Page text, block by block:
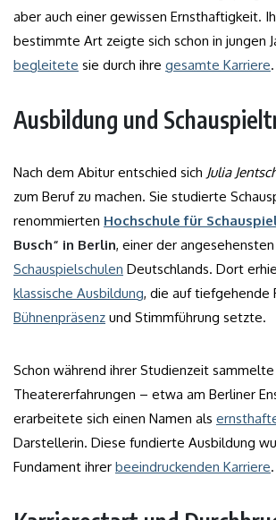
aber auch einer gewissen Ernsthaftigkeit.
bestimmte Art zeigte sich schon in jungen
begleitete sie durch ihre gesamte Karriere.
Ausbildung und
Nach dem Abitur entschied sich Julia
zum Beruf zu machen. Sie studierte
renommierten Hochschule für
Busch“ in Berlin, einer der angesehensten
Schauspielschulen Deutschlands. Dort
klassische Ausbildung, die auf tiefgehende
Bühnenpräsenz und Stimmführung setzte.
Schon während ihrer Studienzeit
Theatererfahrungen – etwa am Berliner
erarbeitete sich einen Namen als
Darstellerin. Diese fundierte Ausbildung
Fundament ihrer beeindruckenden Karriere.